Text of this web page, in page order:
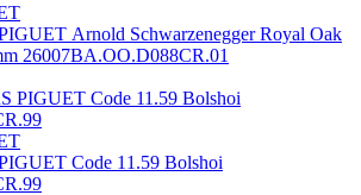
Arnold Schwarzenegger Royal Oak
26007BA.OO.D088CR.01
Code 11.59 Bolshoi